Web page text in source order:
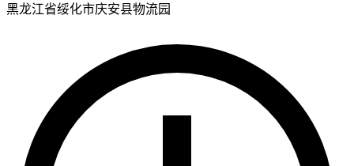
黑龙江省绥化市庆安县物流园